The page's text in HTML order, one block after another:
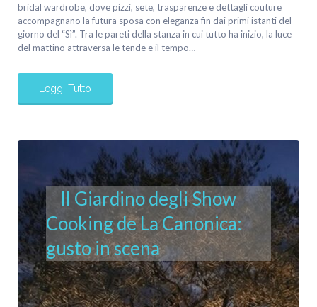
bridal wardrobe, dove pizzi, sete, trasparenze e dettagli couture
accompagnano la futura sposa con eleganza fin dai primi istanti del
giorno del “Sì”. Tra le pareti della stanza in cui tutto ha inizio, la luce
del mattino attraversa le tende e il tempo…
Leggi Tutto
Il Giardino degli Show
Cooking de La Canonica:
gusto in scena